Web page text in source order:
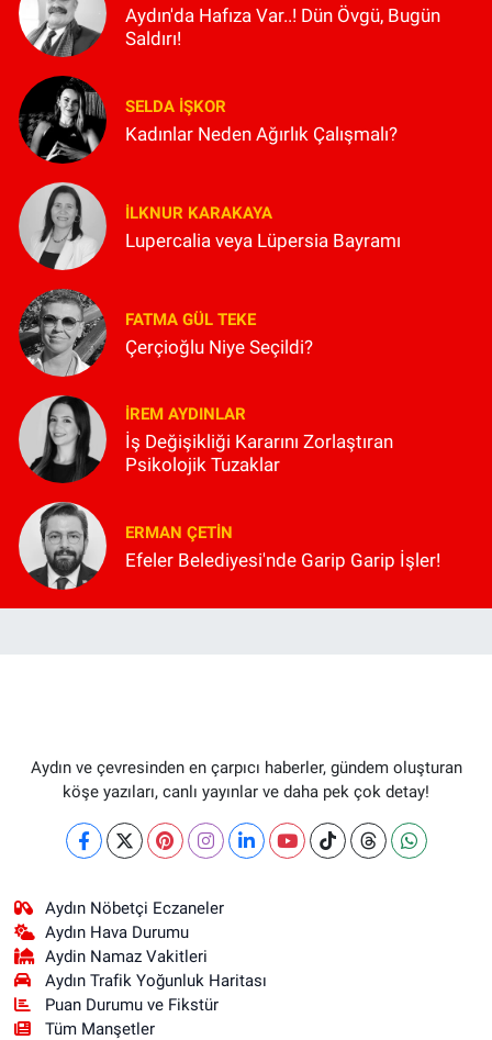
Aydın'da Hafıza Var..! Dün Övgü, Bugün
Saldırı!
SELDA İŞKOR
Kadınlar Neden Ağırlık Çalışmalı?
İLKNUR KARAKAYA
Lupercalia veya Lüpersia Bayramı
FATMA GÜL TEKE
Çerçioğlu Niye Seçildi?
İREM AYDINLAR
İş Değişikliği Kararını Zorlaştıran
Psikolojik Tuzaklar
ERMAN ÇETIN
Efeler Belediyesi'nde Garip Garip İşler!
Aydın ve çevresinden en çarpıcı haberler, gündem oluşturan
köşe yazıları, canlı yayınlar ve daha pek çok detay!
Aydın Nöbetçi Eczaneler
Aydın Hava Durumu
Aydin Namaz Vakitleri
Aydın Trafik Yoğunluk Haritası
Puan Durumu ve Fikstür
Tüm Manşetler